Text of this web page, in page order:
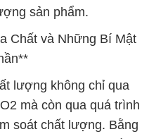
sản phẩm.
Chất và Những Bí Mật
lượng không chỉ qua
mà còn qua quá trình
soát chất lượng. Bằng